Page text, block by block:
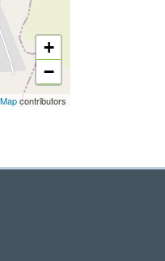
+
−
contributors